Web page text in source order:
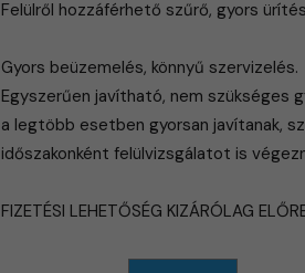
Felülről hozzáférhető szűrő, gyors
Gyors beüzemelés, könnyű szervizelés.
Egyszerűen javítható, nem szükséges
a legtöbb esetben gyorsan javítanak,
időszakonként felülvizsgálatot is
FIZETÉSI LEHETŐSÉG KIZÁRÓLAG